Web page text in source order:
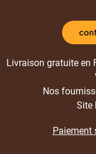
Livraison gratuite en
Nos
Site
Paiement